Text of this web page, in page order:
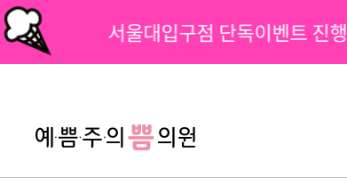
팝업닫기
서울대입구점 단독이벤트 진